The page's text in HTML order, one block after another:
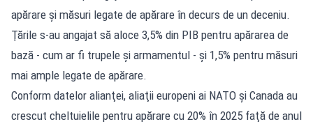
apărare şi măsuri legate de apărare în decurs de un deceniu.
Ţările s-au angajat să aloce 3,5% din PIB pentru apărarea de
bază - cum ar fi trupele şi armamentul - şi 1,5% pentru măsuri
mai ample legate de apărare.
Conform datelor alianţei, aliaţii europeni ai NATO şi Canada au
crescut cheltuielile pentru apărare cu 20% în 2025 faţă de anul